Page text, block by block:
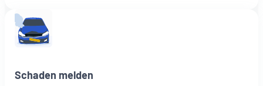
Schaden melden